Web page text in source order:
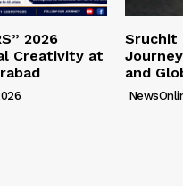
2026
Creativity at
Sruchit
and